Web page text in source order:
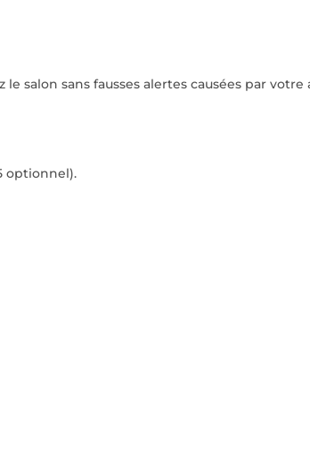
le salon sans fausses alertes causées par votre
optionnel).